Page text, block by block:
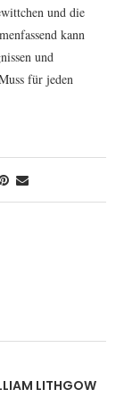
und die
kann
und
für jeden
LITHGOW